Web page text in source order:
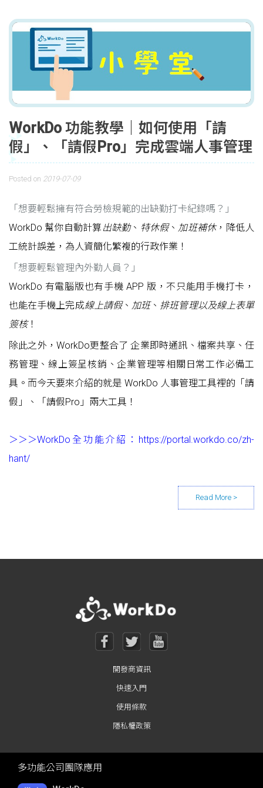
WorkDo 功能教學｜如何使用「請
假」、「請假Pro」完成雲端人事管理
Posted on 2019-07-09
「想要輕鬆擁有符合勞檢規範的出缺勤打卡紀錄嗎？」
WorkDo 幫你自動計算出缺勤、 特休假、 加班補休，降低人
工統計誤差，為人資簡化繁複的行政作業！
「想要輕鬆管理內外勤人員？」
WorkDo 有電腦版也有手機 APP 版，不只能用手機打卡，
也能在手機上完成線上請假、 加班、 排班管理以及線上表單
簽核！
除此之外，WorkDo更整合了 企業即時通訊、檔案共享、任
務管理、線上簽呈核銷、企業管理等相關日常工作必備工
具。而今天要來介紹的就是 WorkDo 人事管理工具裡的「請
假」、「請假Pro」兩大工具！
＞＞＞WorkDo全功能介紹： https://portal.workdo.co/zh-
hant/
Posts navigation
開發商資訊
快速入門
使用條款
隱私權政策
多功能公司團隊應用